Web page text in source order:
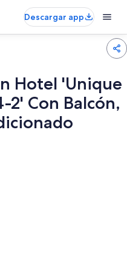
Descargar app
Hotel 'Unique
Con Balcón,